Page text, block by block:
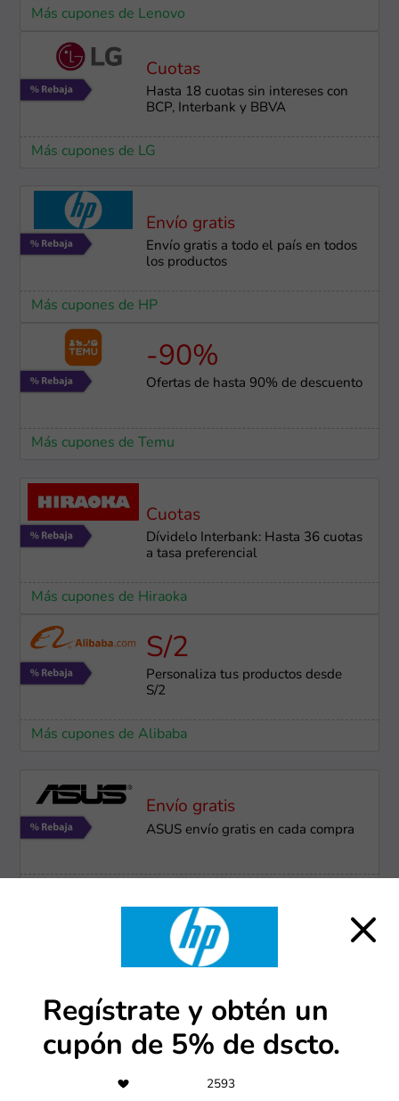
Más cupones de Lenovo
Cuotas
Hasta 18 cuotas sin intereses con
BCP, Interbank y BBVA
Más cupones de LG
Envío gratis
Envío gratis a todo el país en todos
los productos
Más cupones de HP
-90%
Ofertas de hasta 90% de descuento
Más cupones de Temu
Cuotas
Dívidelo Interbank: Hasta 36 cuotas
a tasa preferencial
Más cupones de Hiraoka
S/2
Personaliza tus productos desde
S/2
Más cupones de Alibaba
Envío gratis
ASUS envío gratis en cada compra
Envío gratis
Envío e instalación ​gratuita
Más cupones de LG
Regístrate y obtén un
cupón de 5% de dscto.
2593